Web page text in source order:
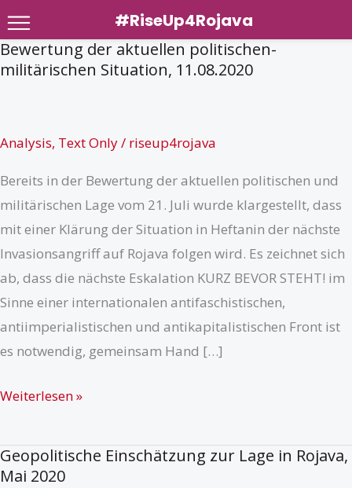
Zum
Inhalt
Bewertung der aktuellen politischen-
militärischen Situation, 11.08.2020
Analysis, Text Only/ riseup4rojava
Bereits in der Bewertung der aktuellen politischen und
militärischen Lage vom 21. Juli wurde klargestellt, dass
mit einer Klärung der Situation in Heftanin der nächste
Invasionsangriff auf Rojava folgen wird. Es zeichnet sich
ab, dass die nächste Eskalation KURZ BEVOR STEHT! im
Sinne einer internationalen antifaschistischen,
antiimperialistischen und antikapitalistischen Front ist
es notwendig, gemeinsam Hand […]
Bewertung
aktuellen
politischen-
Weiterlesen »
Geopolitische Einschätzung zur Lage in Rojava,
Mai 2020
#RiseUp4Rojava